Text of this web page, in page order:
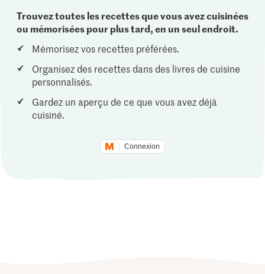
Trouvez toutes les recettes que vous avez cuisinées
ou mémorisées pour plus tard, en un seul endroit.
Mémorisez vos recettes préférées.
Organisez des recettes dans des livres de cuisine
personnalisés.
Gardez un aperçu de ce que vous avez déjà
cuisiné.
Connexion